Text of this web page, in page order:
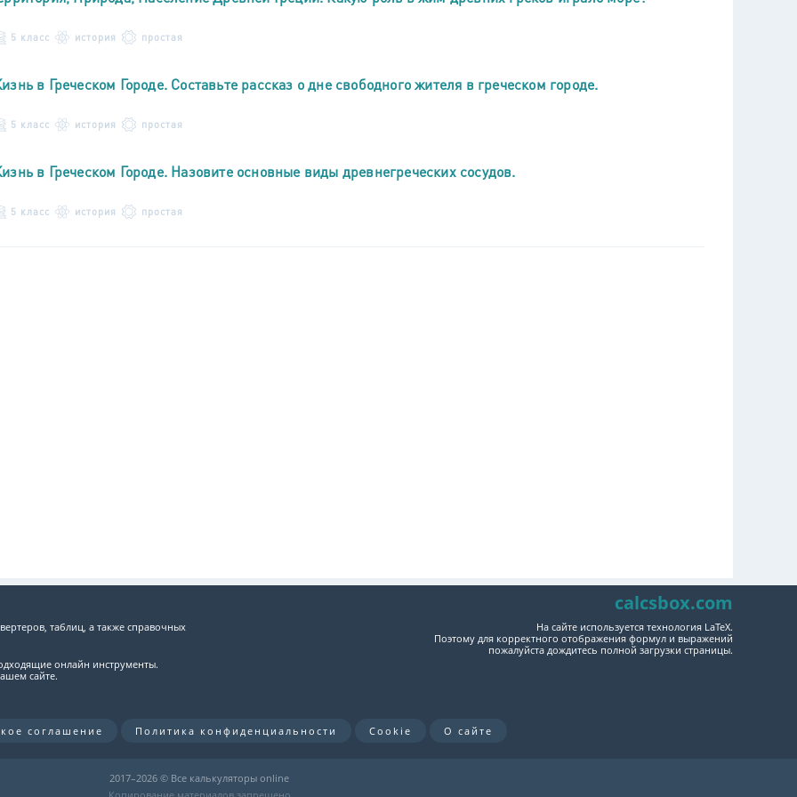
5 класс история простая
в Греческом Городе. Составьте рассказ о дне свободного жителя в греческом городе.
5 класс история простая
в Греческом Городе. Назовите основные виды древнегреческих сосудов.
5 класс история простая
таблиц, а также справочных
онлайн инструменты.
сайте.
calcsbox.com
На сайте используется технология LaTeX.
Поэтому для корректного отображения формул и выражений
пожалуйста дождитесь полной загрузки страницы.
соглашение Политика конфиденциальности Cookie О сайте
2017–2026 © Все калькуляторы online